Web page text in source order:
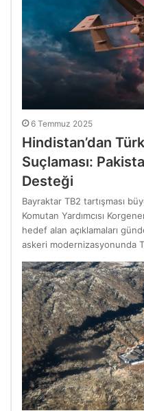
6 Temmuz 2025
Hindistan’dan
Suçlaması:
Desteği
Bayraktar TB2 tartışması
Komutan Yardımcısı
hedef alan açıklamaları
askeri modernizasyonunda